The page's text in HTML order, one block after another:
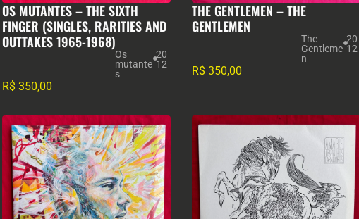
OS MUTANTES – THE SIXTH
FINGER (SINGLES, RARITIES AND
OUTTAKES 1965-1968)
Os
mutante
s
20
12
R$ 350,00
THE GENTLEMEN – THE
GENTLEMEN
The
Gentleme
n
20
12
R$ 350,00